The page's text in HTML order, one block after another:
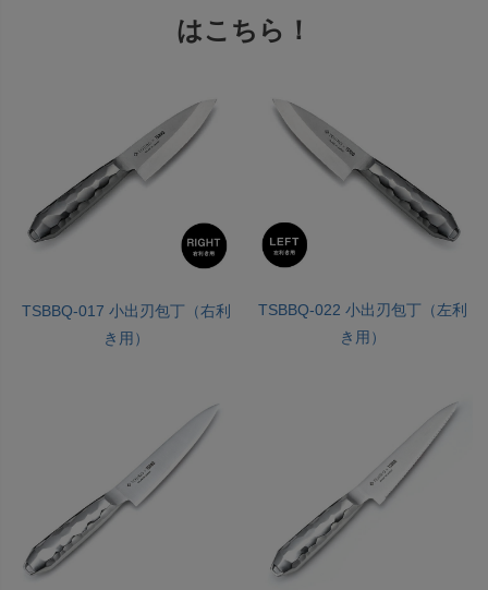
はこちら！
TSBBQ-017 小出刃包丁（右利
き用）
TSBBQ-022 小出刃包丁（左利
き用）